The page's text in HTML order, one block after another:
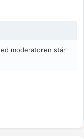
moderatoren står